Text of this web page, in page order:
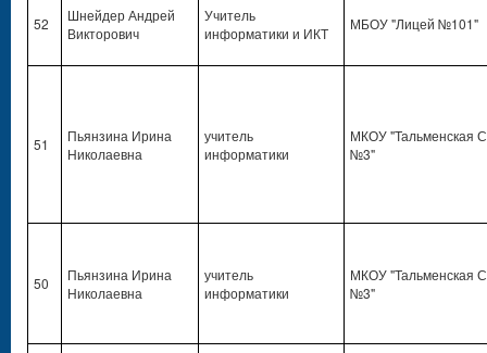
52
Шнейдер Андрей
Викторович
Учитель
информатики и ИКТ
МБОУ "Лицей №101"
51
Пьянзина Ирина
Николаевна
учитель
информатики
МКОУ "Тальменская
№3"
50
Пьянзина Ирина
Николаевна
учитель
информатики
МКОУ "Тальменская
№3"